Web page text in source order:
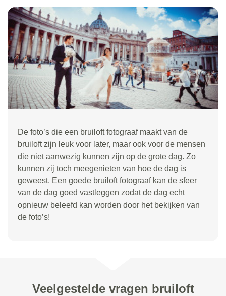
De foto’s die een bruiloft fotograaf maakt van de
bruiloft zijn leuk voor later, maar ook voor de mensen
die niet aanwezig kunnen zijn op de grote dag. Zo
kunnen zij toch meegenieten van hoe de dag is
geweest. Een goede bruiloft fotograaf kan de sfeer
van de dag goed vastleggen zodat de dag echt
opnieuw beleefd kan worden door het bekijken van
de foto’s!
Veelgestelde vragen bruiloft